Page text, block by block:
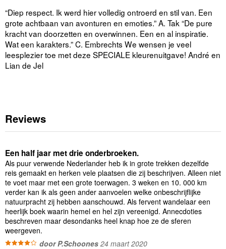
“Diep respect. Ik werd hier volledig ontroerd en stil van. Een
grote achtbaan van avonturen en emoties.” A. Tak “De pure
kracht van doorzetten en overwinnen. Een en al inspiratie.
Wat een karakters.” C. Embrechts We wensen je veel
leesplezier toe met deze SPECIALE kleurenuitgave! André en
Lian de Jel
Reviews
Een half jaar met drie onderbroeken.
Als puur verwende Nederlander heb ik in grote trekken dezelfde
reis gemaakt en herken vele plaatsen die zij beschrijven. Alleen niet
te voet maar met een grote toerwagen. 3 weken en 10. 000 km
verder kan ik als geen ander aanvoelen welke onbeschrijflijke
natuurpracht zij hebben aanschouwd. Als fervent wandelaar een
heerlijk boek waarin hemel en hel zijn vereenigd. Annecdoties
beschreven maar desondanks heel knap hoe ze de sferen
weergeven.
door P.Schoones 24 maart 2020